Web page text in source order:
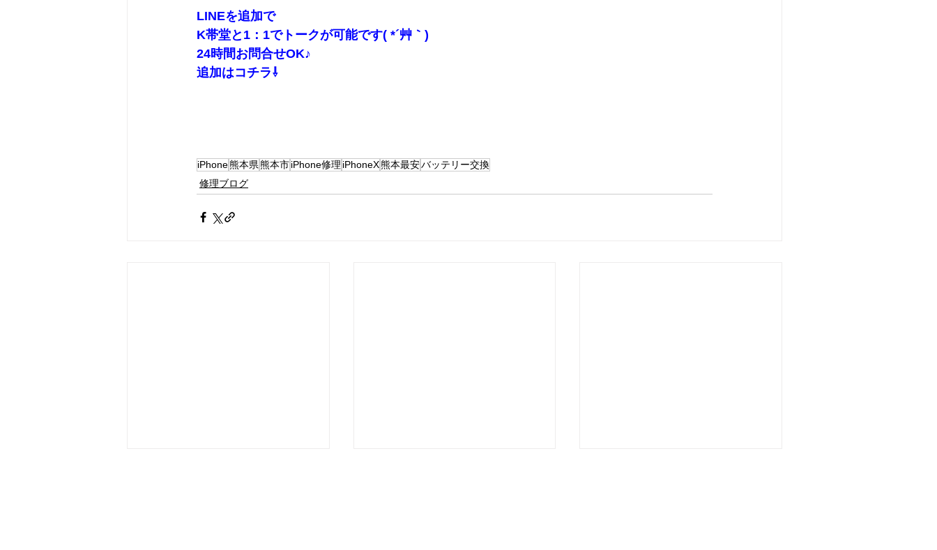
LINEを追加で
K帯堂と1：1でトークが可能です( *´艸｀)
24時間お問合せOK♪
追加はコチラ⇩
iPhone熊本県熊本市iPhone修理 iPhoneX熊本最安バッテリー交換
修理ブログ